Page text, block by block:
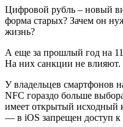
Цифровой рубль – новый
форма старых? Зачем он
жизнь?
А еще за прошлый год на
На них санкции не влияют.
У владельцев смартфонов
NFC гораздо больше
имеет открытый исходный
— в iOS запрещен доступ